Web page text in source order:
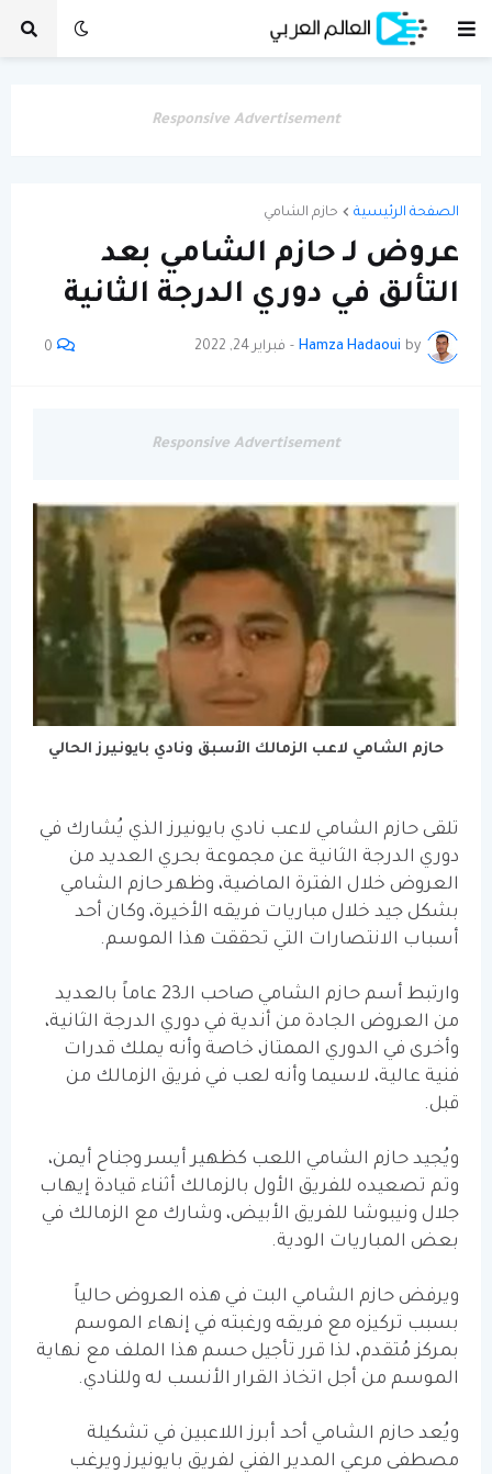
Responsive Advertisement
الصفحة الرئيسية حازم الشامي
عروض لـ حازم الشامي بعد
التألق في دوري الدرجة الثانية
by
Hamza Hadaoui
- فبراير 24, 2022 0
Responsive Advertisement
حازم الشامي لاعب الزمالك الأسبق ونادي بايونيرز الحالي
تلقى حازم الشامي لاعب نادي بايونيرز الذي يُشارك في
دوري الدرجة الثانية عن مجموعة بحري العديد من
العروض خلال الفترة الماضية، وظهر حازم الشامي
بشكل جيد خلال مباريات فريقه الأخيرة، وكان أحد
أسباب الانتصارات التي تحققت هذا الموسم.
وارتبط أسم حازم الشامي صاحب الـ23 عاماً بالعديد
من العروض الجادة من أندية في دوري الدرجة الثانية،
وأخرى في الدوري الممتاز، خاصة وأنه يملك قدرات
فنية عالية، لاسيما وأنه لعب في فريق الزمالك من
قبل.
ويُجيد حازم الشامي اللعب كظهير أيسر وجناح أيمن،
وتم تصعيده للفريق الأول بالزمالك أثناء قيادة إيهاب
جلال ونيبوشا للفريق الأبيض، وشارك مع الزمالك في
بعض المباريات الودية.
ويرفض حازم الشامي البت في هذه العروض حالياً
بسبب تركيزه مع فريقه ورغبته في إنهاء الموسم
بمركز مُتقدم، لذا قرر تأجيل حسم هذا الملف مع نهاية
الموسم من أجل اتخاذ القرار الأنسب له وللنادي.
ويُعد حازم الشامي أحد أبرز اللاعبين في تشكيلة
مصطفى مرعي المدير الفني لفريق بايونيرز ويرغب